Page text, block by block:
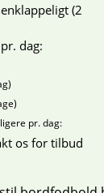
(2
dag:
pr. dag:
os for tilbud